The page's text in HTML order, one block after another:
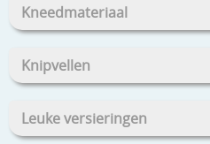
Kneedmateriaal
Knipvellen
Leuke versieringen